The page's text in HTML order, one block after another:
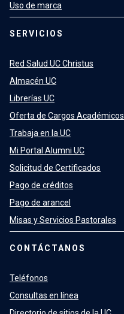
Uso de marca
SERVICIOS
Red Salud UC Christus
Almacén UC
Librerías UC
Oferta de Cargos Académicos
Trabaja en la UC
Mi Portal Alumni UC
Solicitud de Certificados
Pago de créditos
Pago de arancel
Misas y Servicios Pastorales
CONTÁCTANOS
Teléfonos
Consultas en línea